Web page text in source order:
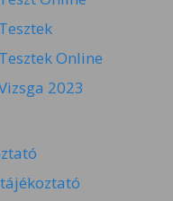
Online
2023